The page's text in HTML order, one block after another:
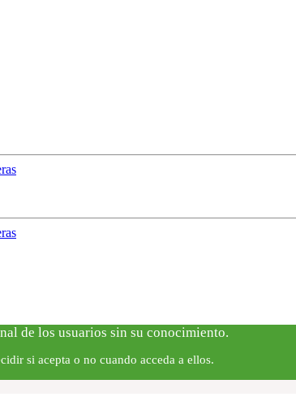
de los usuarios sin su conocimiento.
si acepta o no cuando acceda a ellos.